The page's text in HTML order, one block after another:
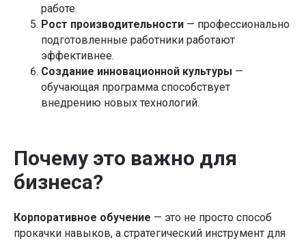
работе.
Рост производительности — профессионально
подготовленные работники работают
эффективнее.
Создание инновационной культуры —
обучающая программа способствует
внедрению новых технологий.
Почему это важно для
бизнеса?
Корпоративное обучение — это не просто способ
прокачки навыков, а стратегический инструмент для